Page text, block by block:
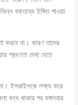
বক্তব্যে ইঙ্গিত পাওয়া
না। কারণ তাদের
প্রবণতা দেখা যেতে
ইসরাইলকে লক্ষ্য করে
বন্ধ থাকার পর মঙ্গলবার